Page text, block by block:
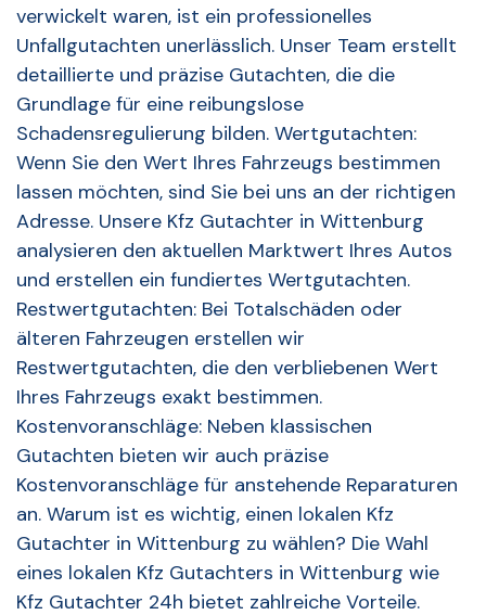
verwickelt waren, ist ein professionelles
Unfallgutachten unerlässlich. Unser Team erstellt
detaillierte und präzise Gutachten, die die
Grundlage für eine reibungslose
Schadensregulierung bilden. Wertgutachten:
Wenn Sie den Wert Ihres Fahrzeugs bestimmen
lassen möchten, sind Sie bei uns an der richtigen
Adresse. Unsere Kfz Gutachter in Wittenburg
analysieren den aktuellen Marktwert Ihres Autos
und erstellen ein fundiertes Wertgutachten.
Restwertgutachten: Bei Totalschäden oder
älteren Fahrzeugen erstellen wir
Restwertgutachten, die den verbliebenen Wert
Ihres Fahrzeugs exakt bestimmen.
Kostenvoranschläge: Neben klassischen
Gutachten bieten wir auch präzise
Kostenvoranschläge für anstehende Reparaturen
an. Warum ist es wichtig, einen lokalen Kfz
Gutachter in Wittenburg zu wählen? Die Wahl
eines lokalen Kfz Gutachters in Wittenburg wie
Kfz Gutachter 24h bietet zahlreiche Vorteile.